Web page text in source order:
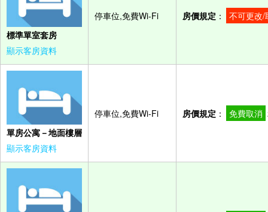
標準單室套房
顯示客房資料
停車位,免費Wi-Fi 房價規定 ： 不可更改/
單房公寓－地面樓層
顯示客房資料
停車位,免費Wi-Fi 房價規定 ： 免費取消